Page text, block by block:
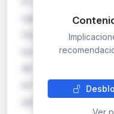
oposición para
Subinspector/a de
la escala de
de Servicios
en turno de
pueden participar
Ver